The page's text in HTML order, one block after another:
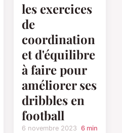
les exercices
de
coordination
et d'équilibre
à faire pour
améliorer ses
dribbles en
football
6 novembre 2023 6 min